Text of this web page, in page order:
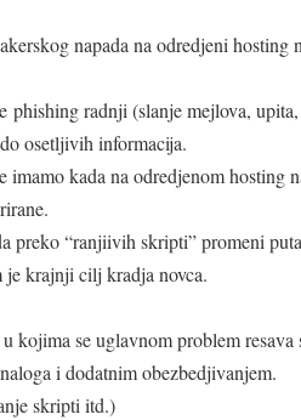
napada na odredjeni
phishing radnji (slanje mejlova,
osetljivih informacija.
imamo kada na odredjenom hosting
preko “ranjiivih skripti” promeni
krajnji cilj kradja novca.
kojima se uglavnom problem
i dodatnim obezbedjivanjem.
skripti itd.)